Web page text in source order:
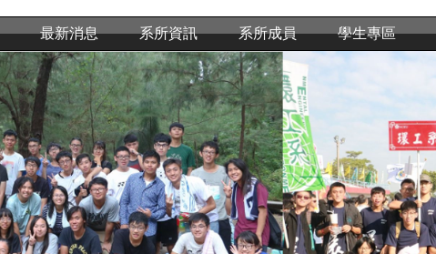
最新消息 系所資訊 系所成員 學生專區